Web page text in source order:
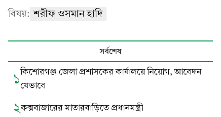
বিষয়: শরীফ ওসমান হাদি
সর্বশেষ
১কিশোরগঞ্জ জেলা প্রশাসকের কার্যালয়ে নিয়োগ, আবেদন
যেভাবে
২কক্সবাজারের মাতারবাড়িতে প্রধানমন্ত্রী